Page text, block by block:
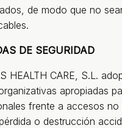
de modo que no
DE SEGURIDAD
HEALTH CARE, S.L.
apropiadas
frente a accesos no
o destrucción